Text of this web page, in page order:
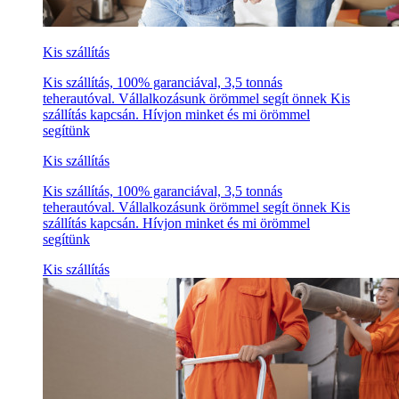
Kis szállítás
Kis szállítás, 100% garanciával, 3,5 tonnás
teherautóval. Vállalkozásunk örömmel segít önnek Kis
szállítás kapcsán. Hívjon minket és mi örömmel
segítünk
Kis szállítás
Kis szállítás, 100% garanciával, 3,5 tonnás
teherautóval. Vállalkozásunk örömmel segít önnek Kis
szállítás kapcsán. Hívjon minket és mi örömmel
segítünk
Kis szállítás